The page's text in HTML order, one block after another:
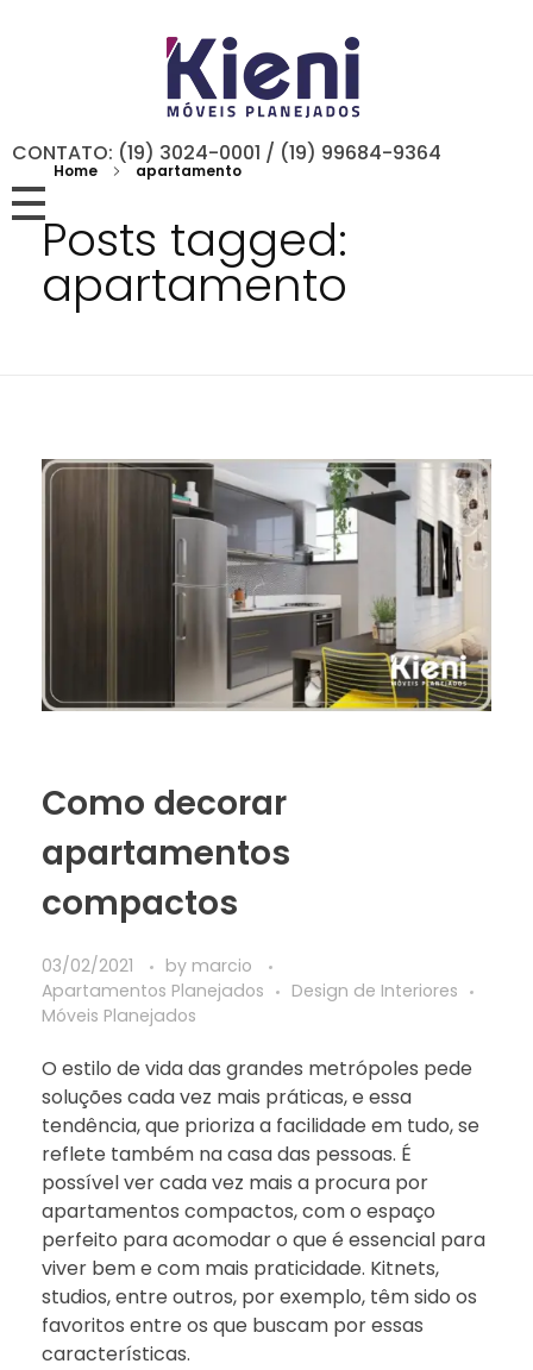
CONTATO: (19) 3024-0001 / (19) 99684-9364
Home apartamento
Posts tagged:
apartamento
Como decorar
apartamentos
compactos
03/02/2021 by marcio
Apartamentos Planejados
Design de Interiores
Móveis Planejados
O estilo de vida das grandes metrópoles pede
soluções cada vez mais práticas, e essa
tendência, que prioriza a facilidade em tudo, se
reflete também na casa das pessoas. É
possível ver cada vez mais a procura por
apartamentos compactos, com o espaço
perfeito para acomodar o que é essencial para
viver bem e com mais praticidade. Kitnets,
studios, entre outros, por exemplo, têm sido os
favoritos entre os que buscam por essas
características.